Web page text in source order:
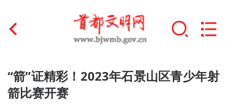
首页
文明创建
“箭”证精彩！2023年石景山区青少年射
箭比赛开赛